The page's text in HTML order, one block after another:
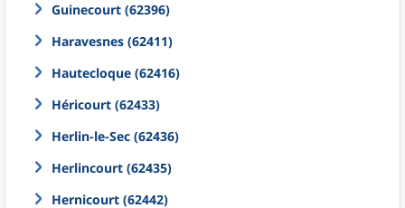
Guinecourt (62396)
Haravesnes (62411)
Hautecloque (62416)
Héricourt (62433)
Herlin-le-Sec (62436)
Herlincourt (62435)
Hernicourt (62442)